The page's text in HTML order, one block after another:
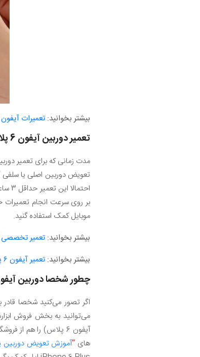
بیشتر بخوانید: تعمیرات آیفون 6 پلاس
تعمیر دوربین آیفون 6 پلاس اپل چقدر زمان می‌برد؟
موبایل کمک استفاده گنید.
بیشتر بخوانید: تعمیر تخصصی
بیشتر بخوانید: تعمیر آیفون ۶ پلاس آب خورده
چطور شخصا دوربین
می‌توانید به بخش فروش
های “آموزش تعویض دوربین پشت